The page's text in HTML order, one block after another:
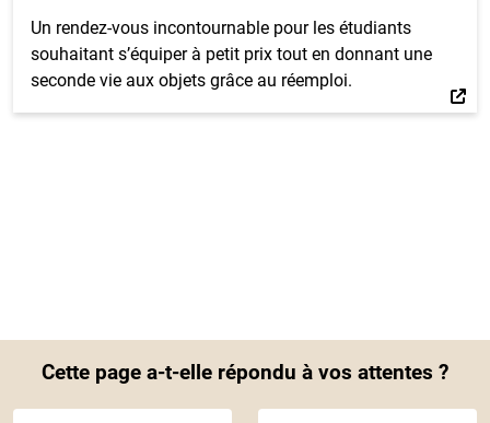
Un rendez-vous incontournable pour les étudiants
souhaitant s’équiper à petit prix tout en donnant une
seconde vie aux objets grâce au réemploi.
Cette page a-t-elle répondu à vos attentes ?